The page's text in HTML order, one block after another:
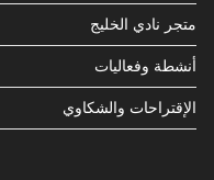
متجر نادي الخليج
أنشطة وفعاليات
الإقتراحات والشكاوي